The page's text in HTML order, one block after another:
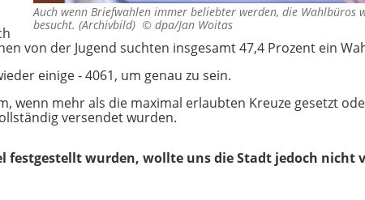
Auch wenn Briefwahlen immer beliebter werden, die Wahlbüros
besucht. (Archivbild) © dpa/Jan Woitas
von der Jugend suchten insgesamt 47,4 Prozent ein
einige - 4061, um genau zu sein.
wenn mehr als die maximal erlaubten Kreuze gesetzt
versendet wurden.
festgestellt wurden, wollte uns die Stadt jedoch nicht